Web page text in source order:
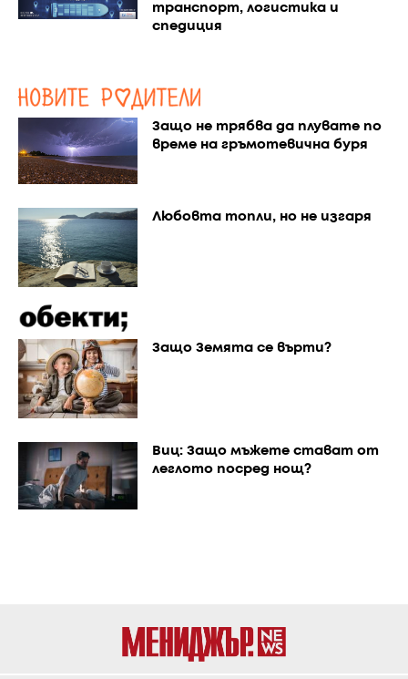
транспорт, логистика и
спедиция
Защо не трябва да плувате по
време на гръмотевична буря
Любовта топли, но не изгаря
Защо Земята се върти?
Виц: Защо мъжете стават от
леглото посред нощ?